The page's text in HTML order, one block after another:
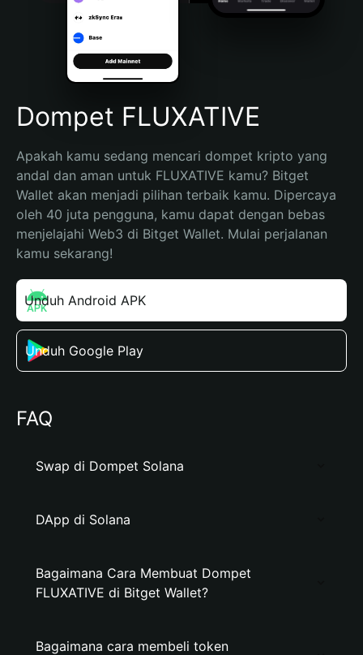
Português (Brasil)
Español (Argentina)
Dompet FLUXATIVE
Apakah kamu sedang mencari dompet kripto yang
andal dan aman untuk FLUXATIVE kamu? Bitget
Wallet akan menjadi pilihan terbaik kamu. Dipercaya
oleh 40 juta pengguna, kamu dapat dengan bebas
menjelajahi Web3 di Bitget Wallet. Mulai perjalanan
kamu sekarang!
Unduh Android APK
Unduh Google Play
FAQ
Swap di Dompet Solana
DApp di Solana
Bagaimana Cara Membuat Dompet
FLUXATIVE di Bitget Wallet?
Bagaimana cara membeli token